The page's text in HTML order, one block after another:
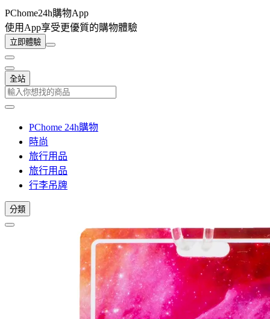
PChome24h購物App
使用App享受更優質的購物體驗
立即體驗
全站
PChome 24h購物
時尚
旅行用品
旅行用品
行李吊牌
分類